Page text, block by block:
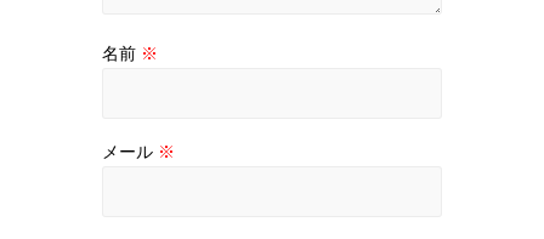
名前 ※
メール ※